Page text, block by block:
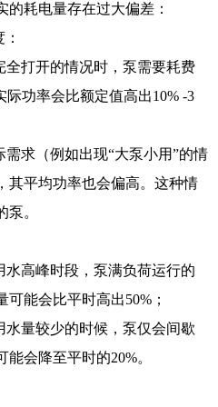
耗电量存在过大偏差：
打开的情况时，泵需要耗费
际功率会比额定值高出10% -3
求（例如出现“大泵小用”的情
其平均功率也会偏高。这种情
。
高峰时段，泵满负荷运行的
能会比平时高出50%；
量较少的时候，泵仅会间歇
会降至平时的20%。